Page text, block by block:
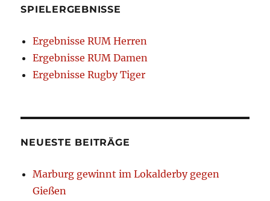
SPIELERGEBNISSE
Ergebnisse RUM Herren
Ergebnisse RUM Damen
Ergebnisse Rugby Tiger
NEUESTE BEITRÄGE
Marburg gewinnt im Lokalderby gegen
Gießen